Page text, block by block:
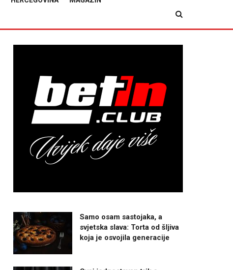
Samo osam sastojaka, a
svjetska slava: Torta od šljiva
koja je osvojila generacije